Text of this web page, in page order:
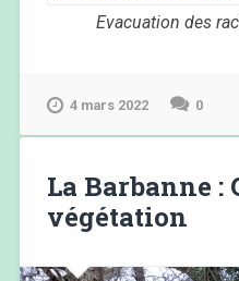
Evacuation des
4 mars 2022 0
La Barbanne :
végétation